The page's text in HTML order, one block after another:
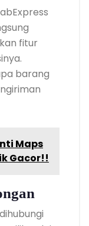
fitur
barang
Maps
Gacor!!